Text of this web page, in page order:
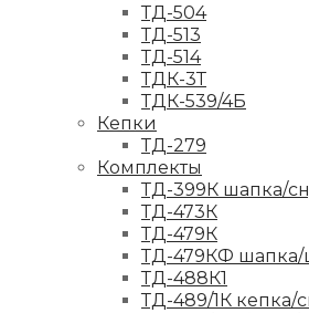
ТД-504
ТД-513
ТД-514
ТДК-3Т
ТДК-539/4Б
Кепки
ТД-279
Комплекты
ТД-399К шапка/
ТД-473К
ТД-479К
ТД-479КФ
ТД-488К1
ТД-489/1К кепка/